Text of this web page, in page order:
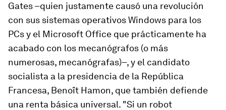
Gates –quien justamente causó una revolución
con sus sistemas operativos Windows para los
PCs y el Microsoft Office que prácticamente ha
acabado con los mecanógrafos (o más
numerosas, mecanógrafas)–, y el candidato
socialista a la presidencia de la República
Francesa, Benoît Hamon, que también defiende
una renta básica universal. "Si un robot